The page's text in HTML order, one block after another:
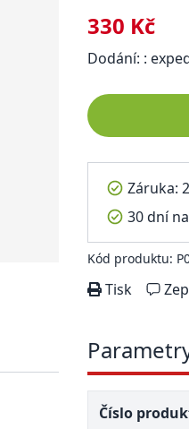
330 Kč
Dodání: :
Záruka:
30 dní
Kód produktu:
Tisk
Číslo